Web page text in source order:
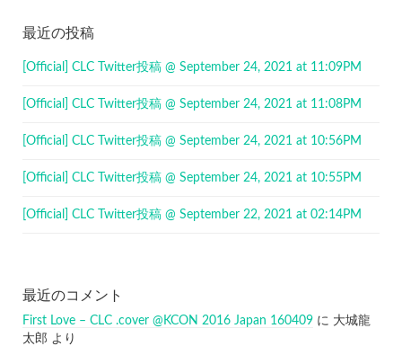
最近の投稿
[Official] CLC Twitter投稿 @ September 24, 2021 at 11:09PM
[Official] CLC Twitter投稿 @ September 24, 2021 at 11:08PM
[Official] CLC Twitter投稿 @ September 24, 2021 at 10:56PM
[Official] CLC Twitter投稿 @ September 24, 2021 at 10:55PM
[Official] CLC Twitter投稿 @ September 22, 2021 at 02:14PM
最近のコメント
First Love – CLC .cover @KCON 2016 Japan 160409 に 大城龍
太郎 より